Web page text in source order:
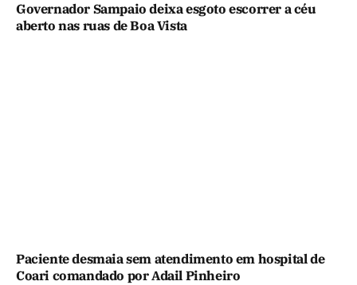
Governador Sampaio deixa esgoto escorrer a céu
aberto nas ruas de Boa Vista
Paciente desmaia sem atendimento em hospital de
Coari comandado por Adail Pinheiro